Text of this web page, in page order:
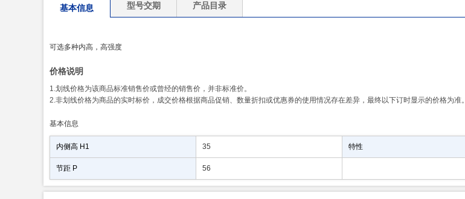
基本信息 型号交期 产品目录
可选多种内高，高强度
价格说明
1.划线价格为该商品标准销售价或曾经的销售价，并非标准价。
2.非划线价格为商品的实时标价，成交价格根据商品促销、数量折扣或优惠券的使用情况存在差异，最终以下订时显示的价格为准。
基本信息
内侧高 H1 35 特性
节距 P 56